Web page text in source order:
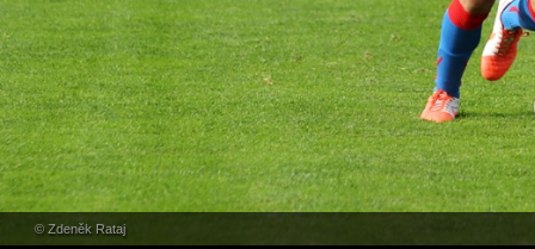
© Zdeněk Rataj